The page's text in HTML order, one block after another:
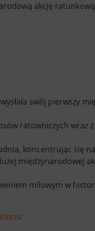
akcję
swój
ratowniczych
koncentrując się
milowym w